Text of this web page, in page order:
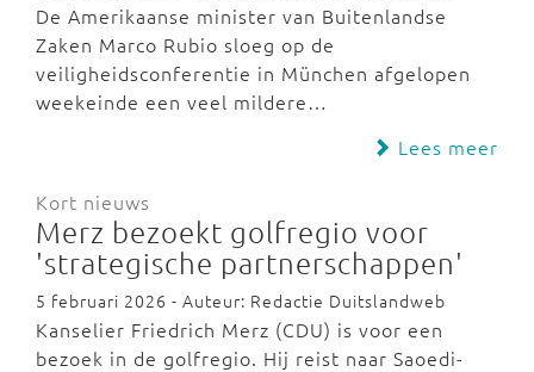
De Amerikaanse minister van Buitenlandse
Zaken Marco Rubio sloeg op de
veiligheidsconferentie in München afgelopen
weekeinde een veel mildere…
Lees meer
Kort nieuws
Merz bezoekt golfregio voor
'strategische partnerschappen'
5 februari 2026 - Auteur: Redactie Duitslandweb
Kanselier Friedrich Merz (CDU) is voor een
bezoek in de golfregio. Hij reist naar Saoedi-